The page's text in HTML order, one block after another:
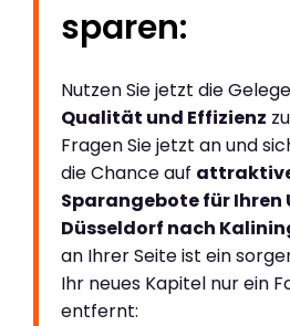
sparen:
Nutzen Sie jetzt die
Qualität und Effizienz
Fragen Sie jetzt an und
die Chance auf
Sparangebote für Ihren
Düsseldorf nach
an Ihrer Seite ist ein
Ihr neues Kapitel nur ein
entfernt: